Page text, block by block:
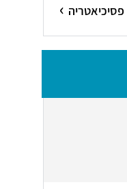
פסיכיאטריה